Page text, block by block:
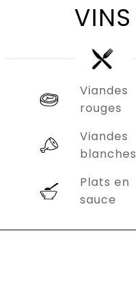
VINS
Viandes
rouges
Viandes
blanches
Plats en
sauce